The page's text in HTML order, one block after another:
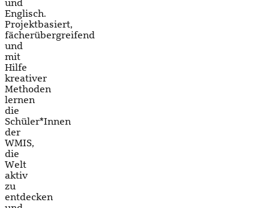
und
Englisch.
Projektbasiert,
fächerübergreifend
und
mit
Hilfe
kreativer
Methoden
lernen
die
Schüler*Innen
der
WMIS,
die
Welt
aktiv
zu
entdecken